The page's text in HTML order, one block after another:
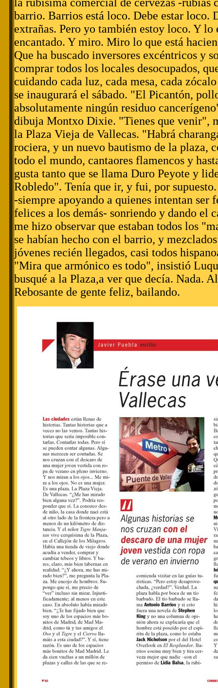
la rubísima comercial de cervezas -rubias
barrio. Barrios está loco. Debe estar loco.
extrañas. Pero yo también estoy loco. Y lo
encantado. Y miro. Miro lo que está
Que ha buscado inversores excéntricos y
comprar todos los locales desocupados,
cuidando cada luz, cada mesa, cada
se inaugurará el sábado. "El Picantón,
absolutamente ningún residuo
dibuja Montxo Dixie. "Tienes que venir",
la Plaza Vieja de Vallecas. "Habrá
rociera, y un nuevo bautismo de la plaza,
todo el mundo, cantaores flamencos y
gusta tanto que se llama Duro Peyote y
Robledo". Tenía que ir, y fui, por
-siempre apoyando a quienes intentan ser
felices a los demás- sonriendo y dando el
me hizo observar que estaban todos los
se habían hecho con el barrio, y
jóvenes recién llegados, casi todos
"Mira que armónico es todo", insistió
busqué a la Plaza,a ver que decía. Nada.
Rebosante de gente feliz, bailando.